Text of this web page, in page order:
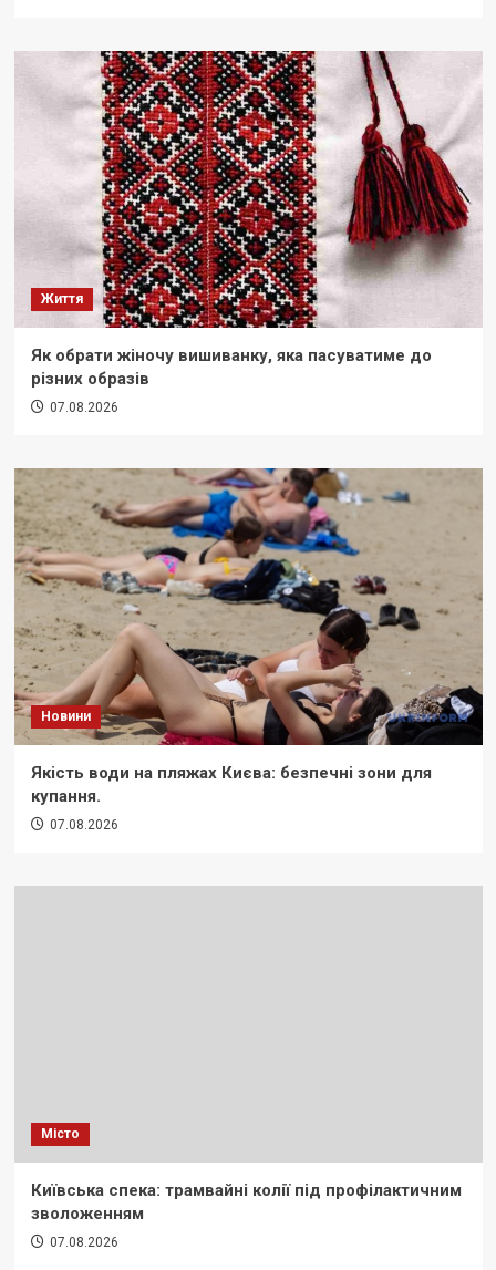
Життя
Як обрати жіночу вишиванку, яка пасуватиме до
різних образів
07.08.2026
Новини
Якість води на пляжах Києва: безпечні зони для
купання.
07.08.2026
Місто
Київська спека: трамвайні колії під профілактичним
зволоженням
07.08.2026